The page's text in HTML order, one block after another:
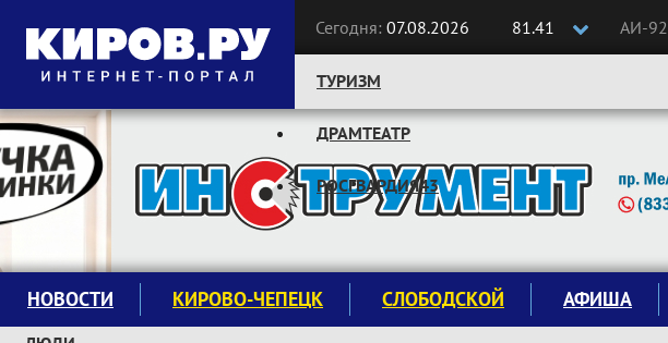
Сегодня: 07.08.2026 81.41 АИ-92
Следите за новостями:
ТУРИЗМ
ДРАМТЕАТР
РОСГВАРДИЯ43
НОВОСТИ КИРОВО-ЧЕПЕЦК СЛОБОДСКОЙ АФИША